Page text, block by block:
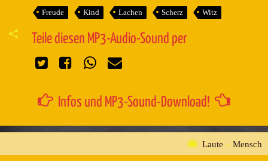
Freude Kind Lachen Scherz Witz
Teile diesen MP3-Audio-Sound per
Infos und MP3-Sound-Download!
Laute » Mensch